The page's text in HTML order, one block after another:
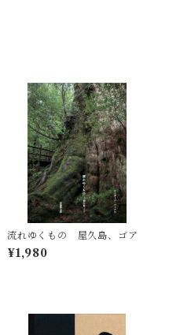
流れゆくもの 屋久島、ゴア
¥1,980